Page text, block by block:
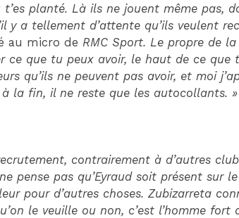
planté. Là ils ne jouent même pas,
y a tellement d’attente qu’ils veulent
au micro de RMC Sport. Le propre de la
ce que tu peux avoir, le haut de ce que
qu’ils ne peuvent pas avoir, et moi
la fin, il ne reste que les autocollants. »
contrairement à d’autres
pense pas qu’Eyraud soit présent sur le
pour d’autres choses. Zubizarreta
le veuille ou non, c’est l’homme fort